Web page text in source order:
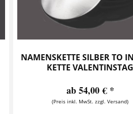
NAMENSKETTE SILBER TO
KETTE VALENTINSTAG
ab 54,00 € *
(Preis inkl. MwSt. zzgl. Versand)